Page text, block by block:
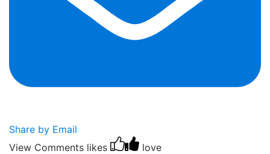
Share by Email
View Comments likes love